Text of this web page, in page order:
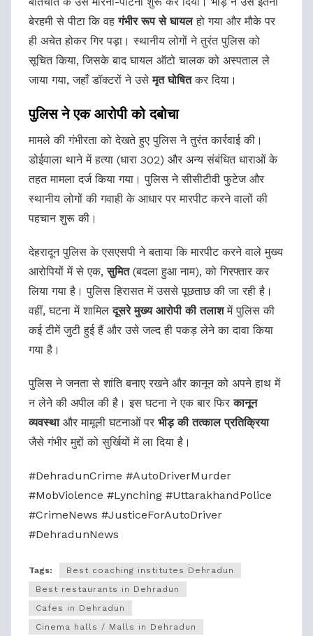
बेरहमी से पीटा कि वहगंभीर रूप से घायलहो गया और मौके पर
ही अचेत होकर गिर पड़ा। स्थानीय लोगों ने तुरंत पुलिस को
सूचित किया, जिसके बाद घायल ऑटो चालक को अस्पताल ले
जाया गया, जहाँ डॉक्टरों ने उसेमृत घोषितकर दिया।
पुलिस ने एक आरोपी को दबोचा
मामले की गंभीरता को देखते हुए पुलिस ने तुरंत कार्रवाई की।
डोईवाला थाने में हत्या (धारा 302) और अन्य संबंधित धाराओं के
तहत मामला दर्ज किया गया। पुलिस ने सीसीटीवी फुटेज और
स्थानीय लोगों की गवाही के आधार पर मारपीट करने वालों की
पहचान शुरू की।
देहरादून पुलिस के एसएसपी ने बताया कि मारपीट करने वाले मुख्य
आरोपियों में से एक,सुमित(बदला हुआ नाम), को गिरफ्तार कर
लिया गया है। पुलिस हिरासत में उससे पूछताछ की जा रही है।
वहीं, घटना में शामिलदूसरे मुख्य आरोपी की तलाशमें पुलिस की
कई टीमें जुटी हुई हैं और उसे जल्द ही पकड़ लेने का दावा किया
गया है।
पुलिस ने जनता से शांति बनाए रखने और कानून को अपने हाथ में
न लेने की अपील की है। इस घटना ने एक बार फिरकानून
व्यवस्थाऔर मामूली घटनाओं पर भीड़ की तत्काल प्रतिक्रिया
जैसे गंभीर मुद्दों को सुर्खियों में ला दिया है।
#DehradunCrime #AutoDriverMurder
#MobViolence #Lynching #UttarakhandPolice
#CrimeNews #JusticeForAutoDriver
#DehradunNews
Tags:
Best coaching institutes Dehradun
Best restaurants in Dehradun
Cafes in Dehradun
Cinema halls / Malls in Dehradun